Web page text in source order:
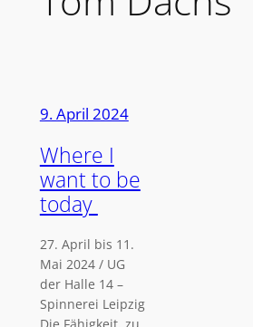
9. April 2024
Where I
want to be
today
27. April bis 11.
Mai 2024 / UG
der Halle 14 –
Spinnerei Leipzig